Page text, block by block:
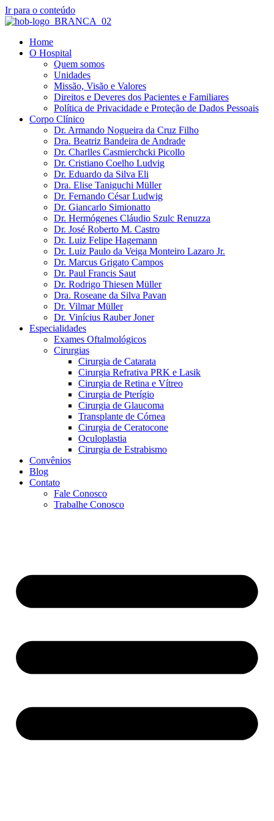
Ir para o conteúdo
Home
O Hospital
Quem somos
Unidades
Missão, Visão e Valores
Direitos e Deveres dos Pacientes e Familiares
Política de Privacidade e Proteção de Dados Pessoais
Corpo Clínico
Dr. Armando Nogueira da Cruz Filho
Dra. Beatriz Bandeira de Andrade
Dr. Charlles Casmierchcki Picollo
Dr. Cristiano Coelho Ludvig
Dr. Eduardo da Silva Eli
Dra. Elise Taniguchi Müller
Dr. Fernando César Ludwig
Dr. Giancarlo Simionatto
Dr. Hermógenes Cláudio Szulc Renuzza
Dr. José Roberto M. Castro
Dr. Luiz Felipe Hagemann
Dr. Luiz Paulo da Veiga Monteiro Lazaro Jr.
Dr. Marcus Grigato Campos
Dr. Paul Francis Saut
Dr. Rodrigo Thiesen Müller
Dra. Roseane da Silva Pavan
Dr. Vilmar Müller
Dr. Vinícius Rauber Joner
Especialidades
Exames Oftalmológicos
Cirurgias
Cirurgia de Catarata
Cirurgia Refrativa PRK e Lasik
Cirurgia de Retina e Vítreo
Cirurgia de Pterígio
Cirurgia de Glaucoma
Transplante de Córnea
Cirurgia de Ceratocone
Oculoplastia
Cirurgia de Estrabismo
Convênios
Blog
Contato
Fale Conosco
Trabalhe Conosco